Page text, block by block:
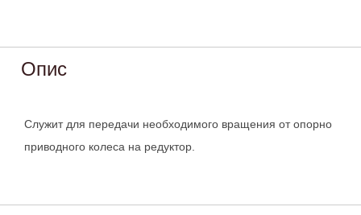
Опис
Служит для передачи необходимого вращения от опорно
приводного колеса на редуктор.